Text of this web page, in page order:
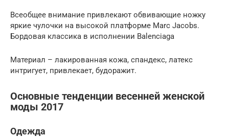
Всеобщее внимание привлекают обвивающие ножку
яркие чулочки на высокой платформе Marc Jacobs.
Бордовая классика в исполнении Balenciaga
Материал – лакированная кожа, спандекс, латекс
интригует, привлекает, будоражит.
Основные тенденции весенней женской
моды 2017
Одежда